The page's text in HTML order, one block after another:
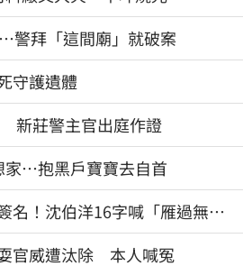
警拜「這間廟」就破案
守護遺體
新莊警主官出庭作證
家…抱黑戶寶寶去自首
名！沈伯洋16字喊「雁過無
是高度
官威遭汰除 本人喊冤